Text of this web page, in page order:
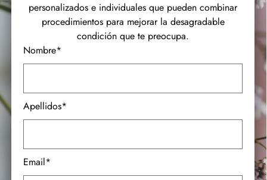
personalizados e individuales que pueden combinar
procedimientos para mejorar la desagradable
condición que te preocupa.
Nombre*
Apellidos*
Email*